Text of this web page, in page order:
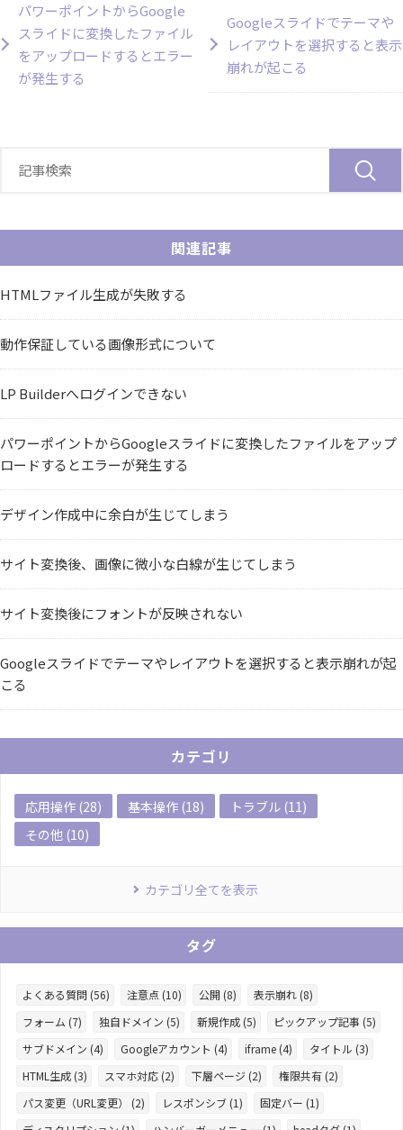
パワーポイントからGoogle
スライドに変換したファイル
をアップロードするとエラー
が発生する
Googleスライドでテーマや
レイアウトを選択すると表示
崩れが起こる
関連記事
HTMLファイル生成が失敗する
動作保証している画像形式について
LP Builderへログインできない
パワーポイントからGoogleスライドに変換したファイルをアップ
ロードするとエラーが発生する
デザイン作成中に余白が生じてしまう
サイト変換後、画像に微小な白線が生じてしまう
サイト変換後にフォントが反映されない
Googleスライドでテーマやレイアウトを選択すると表示崩れが起
こる
カテゴリ
応用操作 (28) 基本操作 (18)
トラブル (11)
その他 (10)
カテゴリ全てを表示
タグ
よくある質問 (56) 注意点 (10) 公開 (8)
表示崩れ (8)
フォーム (7)
独自ドメイン (5) 新規作成 (5)
ピックアップ記事 (5)
サブドメイン (4)
Googleアカウント (4) iframe (4)
タイトル (3)
HTML生成 (3)
スマホ対応 (2) 下層ページ (2)
権限共有 (2)
パス変更（URL変更） (2)
レスポンシブ (1)
固定バー (1)